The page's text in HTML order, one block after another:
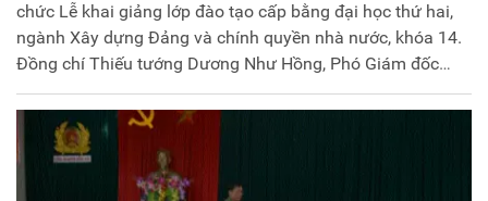
chức Lễ khai giảng lớp đào tạo cấp bằng đại học thứ hai,
ngành Xây dựng Đảng và chính quyền nhà nước, khóa 14.
Đồng chí Thiếu tướng Dương Như Hồng, Phó Giám đốc
Học viện Chính trị Công an nhân dân chủ trì buổi lễ. Tham
dự buổi lễ có đại diện lãnh đạo Cục Đào tạo, Cục Tổ chức
cán bộ; đại diện lãnh đạo các đơn vị thuộc Học viện và 87
đồng chí học viên tham gia khóa học.